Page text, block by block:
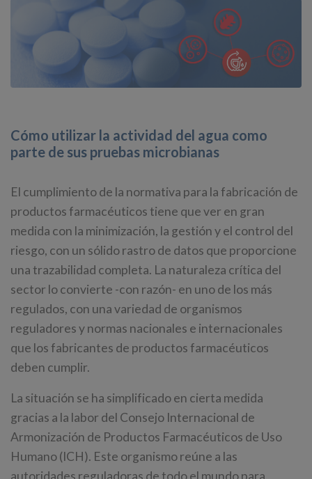
Cómo utilizar la actividad del agua como
parte de sus pruebas microbianas
El cumplimiento de la normativa para la fabricación de
productos farmacéuticos tiene que ver en gran
medida con la minimización, la gestión y el control del
riesgo, con un sólido rastro de datos que proporcione
una trazabilidad completa. La naturaleza crítica del
sector lo convierte -con razón- en uno de los más
regulados, con una variedad de organismos
reguladores y normas nacionales e internacionales
que los fabricantes de productos farmacéuticos
deben cumplir.
La situación se ha simplificado en cierta medida
gracias a la labor del Consejo Internacional de
Armonización de Productos Farmacéuticos de Uso
Humano (ICH). Este organismo reúne a las
autoridades reguladoras de todo el mundo para